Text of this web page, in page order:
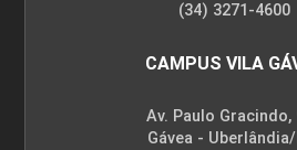
(34) 3271-4600
CAMPUS VILA
Av. Paulo Gracindo,
Gávea -